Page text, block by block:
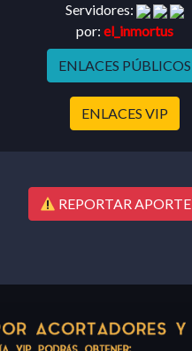
Servidores:
por: el_inmortus
ENLACES PÚBLICOS
ENLACES VIP
REPORTAR APORTE